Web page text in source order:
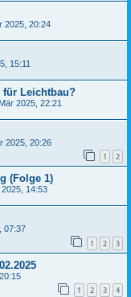
2025, 20:24
15:11
für Leichtbau?
2025, 22:21
2025, 20:26
1 2
(Folge 1)
14:53
07:37
1 2 3
1 2 3 4